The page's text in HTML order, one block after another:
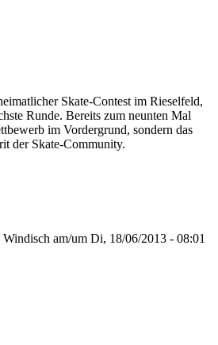
Skate-Contest im Rieselfeld,
Runde. Bereits zum neunten Mal
im Vordergrund, sondern das
der Skate-Community.
Windisch am/um Di, 18/06/2013 - 08:01